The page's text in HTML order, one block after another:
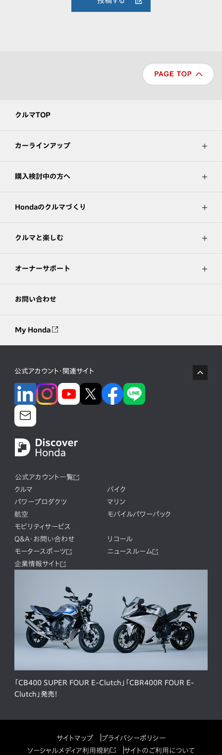
クルマTOP
カーラインアップ
購入検討中の方へ
Hondaのクルマづくり
クルマと楽しむ
オーナーサポート
お問い合わせ
My Honda
公式アカウント・関連サイト
公式アカウント一覧
クルマ
バイク
パワープロダクツ
マリン
航空
モバイルパワーパック
モビリティサービス
Q&A・お問い合わせ
リコール
モータースポーツ
ニュースルーム
企業情報サイト
「CB400 SUPER FOUR E-Clutch」「CBR400R FOUR E-
Clutch」発売！
サイトマップ
プライバシーポリシー
ソーシャルメディア利用規約
サイトのご利用について